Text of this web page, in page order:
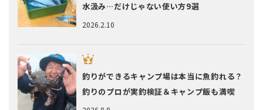
2026.2.10
水汲み…だけじゃない使い方9選
釣りができるキャンプ場は本当に魚釣れる？
釣りのプロが実釣検証＆キャンプ飯も満喫